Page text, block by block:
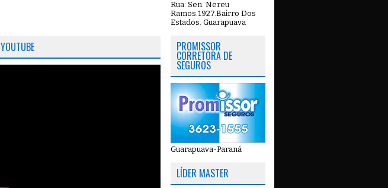
YOUTUBE
Rua: Sen. Nereu
Ramos.1927.Bairro Dos
Estados. Guarapuava
PROMISSOR
CORRETORA DE
SEGUROS
Guarapuava-Paraná
LÍDER MASTER